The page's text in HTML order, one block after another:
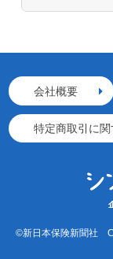
会社概要
特定商取引に
©新日本保険新聞社